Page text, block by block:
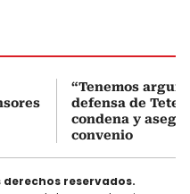
“Tenemos
defensa de Tete
condena y
convenio
derechos reservados.